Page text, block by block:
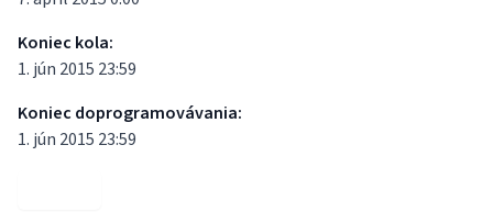
Koniec kola:
1. jún 2015 23:59
Koniec doprogramovávania:
1. jún 2015 23:59